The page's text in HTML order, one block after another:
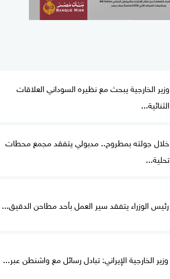
وزير الخارجية يبحث مع نظيره السوداني العلاقات
الثنائية...
خلال جولته بمطروح.. مدبولي يتفقد مجمع محطات
تحلية...
رئيس الوزراء يتفقد سير العمل بأحد مطاحن الدقيق...
وزير الخارجية الإيراني: تبادل رسائل مع واشنطن عبر...